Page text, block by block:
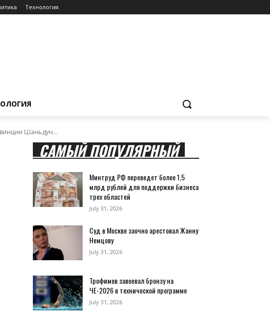
Технология
Шаньдун...
САМЫЙ ПОПУЛЯРНЫЙ
Минтруд РФ переведет более 1,5
млрд рублей для поддержки бизнеса
трех областей
July 31, 2026
Суд в Москве заочно арестовал Жанну
Немцову
July 31, 2026
Трофимов завоевал бронзу на
ЧЕ-2026 в технической программе
July 31, 2026